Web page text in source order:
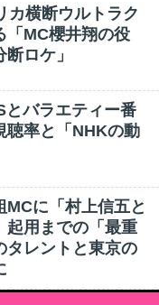
カ横断ウルトラク
「MC櫻井翔の役
ロケ」
バラエティー番
聴率と「NHKの動
MCに「村上信五と
起用までの「最重
タレントと東京の